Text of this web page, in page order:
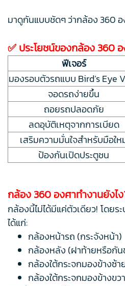
มาดูกันแบบชัดๆ ว่ากล้อง 360 อ
✅ ประโยชน์ของกล้อง 360
ฟีเจอร์
มองรอบตัวรถแบบ Bird’s Eye
จอดรถง่ายขึ้น
ถอยรถปลอดภัย
ลดอุบัติเหตุจากการเบียด
เสริมความมั่นใจสำหรับมือให
ป้องกันเปิดประตูชน
กล้อง 360 องศาทำงานยังไ
กล้องนี้ไม่ได้มีแค่ตัวเดียว! โดยร
ได้แก่:
กล้องหน้ารถ (กระจังหน้า)
กล้องหลัง (ฝาท้ายหรือกั
กล้องใต้กระจกมองข้างซ้า
กล้องใต้กระจกมองข้างขวา